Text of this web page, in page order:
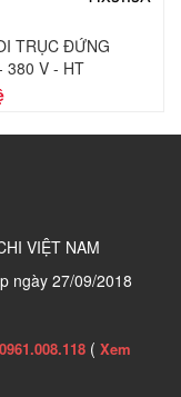
TRỤC ĐỨNG
380 V - HT
VIỆT NAM
ngày 27/09/2018
0961.008.118 ( Xem